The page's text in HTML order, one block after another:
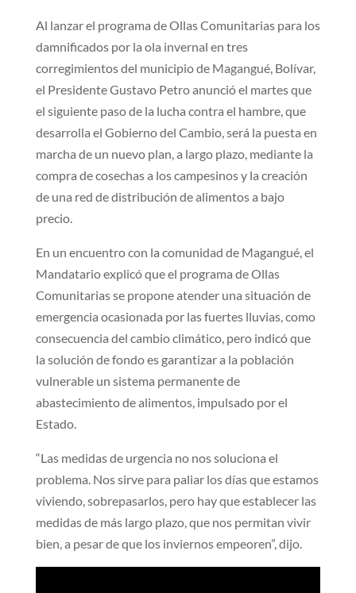
Al lanzar el programa de Ollas Comunitarias para los
damnificados por la ola invernal en tres
corregimientos del municipio de Magangué, Bolívar,
el Presidente Gustavo Petro anunció el martes que
el siguiente paso de la lucha contra el hambre, que
desarrolla el Gobierno del Cambio, será la puesta en
marcha de un nuevo plan, a largo plazo, mediante la
compra de cosechas a los campesinos y la creación
de una red de distribución de alimentos a bajo
precio.
En un encuentro con la comunidad de Magangué, el
Mandatario explicó que el programa de Ollas
Comunitarias se propone atender una situación de
emergencia ocasionada por las fuertes lluvias, como
consecuencia del cambio climático, pero indicó que
la solución de fondo es garantizar a la población
vulnerable un sistema permanente de
abastecimiento de alimentos, impulsado por el
Estado.
“Las medidas de urgencia no nos soluciona el
problema. Nos sirve para paliar los días que estamos
viviendo, sobrepasarlos, pero hay que establecer las
medidas de más largo plazo, que nos permitan vivir
bien, a pesar de que los inviernos empeoren”, dijo.